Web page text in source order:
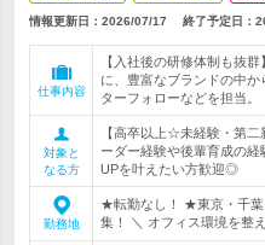
情報更新日：2026/07/17 終了予定日：
仕事内容
【入社後の研修体制も抜
に、豊富なブランドの中
ターフォローなどを担当。
対象と
なる方
【高卒以上☆未経験・第二
ーダー経験や後輩育成の
UPを叶えたい方歓迎◎
勤務地
★転勤なし！ ★東京・千葉
集！ ＼ オフィス環境を整